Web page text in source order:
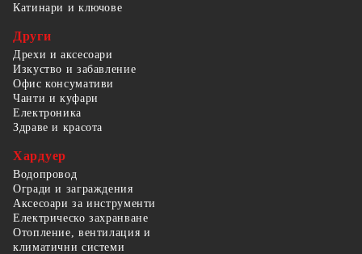
Катинари и ключове
Други
Дрехи и аксесоари
Изкуство и забавление
Офис консумативи
Чанти и куфари
Електроника
Здраве и красота
Хардуер
Водопровод
Огради и заграждения
Аксесоари за инструменти
Електрическо захранване
Отопление, вентилация и
климатични системи